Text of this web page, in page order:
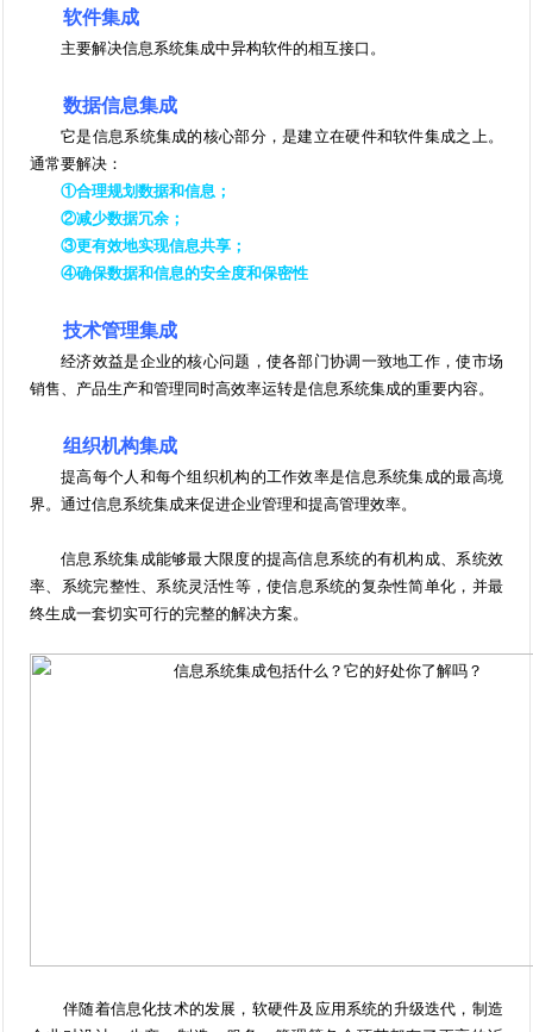
软件集成
主要解决信息系统集成中异构软件的相互接口。
数据信息集成
它是信息系统集成的核心部分，是建立在硬件和软件集成之上。
通常要解决：
①合理规划数据和信息；
②减少数据冗余；
③更有效地实现信息共享；
④确保数据和信息的安全度和保密性
技术管理集成
经济效益是企业的核心问题，使各部门协调一致地工作，使市场
销售、产品生产和管理同时高效率运转是信息系统集成的重要内容。
组织机构集成
提高每个人和每个组织机构的工作效率是信息系统集成的最高境
界。通过信息系统集成来促进企业管理和提高管理效率。
信息系统集成能够最大限度的提高信息系统的有机构成、系统效
率、系统完整性、系统灵活性等，使信息系统的复杂性简单化，并最
终生成一套切实可行的完整的解决方案。
伴随着信息化技术的发展，软硬件及应用系统的升级迭代，制造